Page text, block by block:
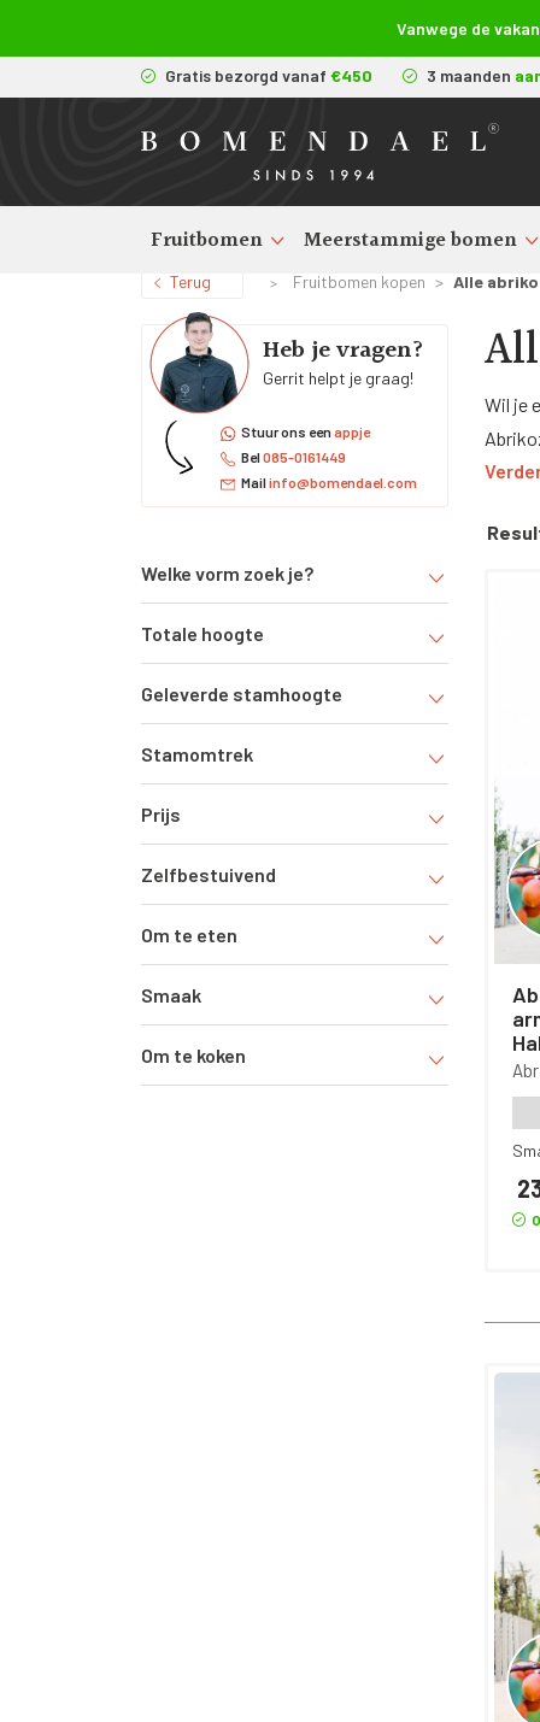
Vanwege de
Fruitbomen Meerstammige bomen
Gratis bezorgd vanaf €450 3 maanden
Terug > Fruitbomen kopen > Alle
Heb je vragen?
Gerrit helpt je graag!
Stuur ons eenappje
Bel085-0161449
Mailinfo@bomendael.com
Welke vorm zoek je?
Totale hoogte
Geleverde stamhoogte
Stamomtrek
Prijs
Zelfbestuivend
Om te eten
Smaak
Om te koken
Wil je
uit